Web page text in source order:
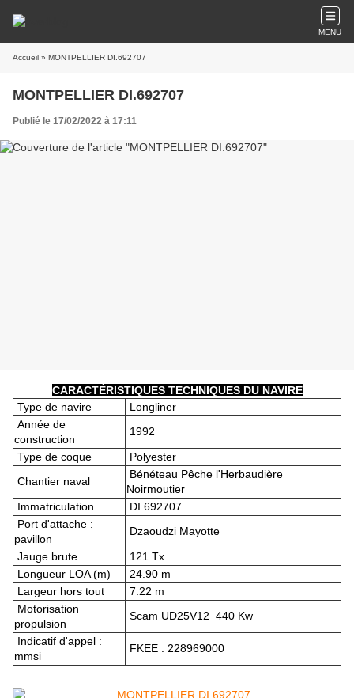
MENU
Accueil » MONTPELLIER DI.692707
MONTPELLIER DI.692707
Publié le 17/02/2022 à 17:11
CARACTÉRISTIQUES TECHNIQUES DU NAVIRE
Type de navire
Longliner
Année de
construction
1992
Type de coque
Polyester
Chantier naval
Bénéteau Pêche l'Herbaudière
Noirmoutier
Immatriculation
DI.692707
Port d'attache :
pavillon
Dzaoudzi Mayotte
Jauge brute
121 Tx
Longueur LOA (m)
24.90 m
Largeur hors tout
7.22 m
Motorisation
propulsion
Scam UD25V12 440 Kw
Indicatif d'appel :
mmsi
FKEE : 228969000